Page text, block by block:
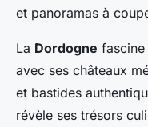
et panoramas à
La Dordogne
avec ses châteaux
et bastides
révèle ses trésors